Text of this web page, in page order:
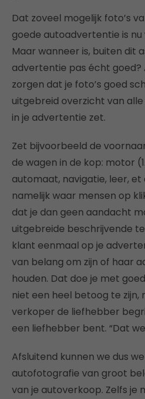
Dat zoveel mogelijk foto’s
goede autoadvertentie is nu
Maar wanneer is, buiten dit
advertentie pas écht
zorgen dat je foto’s goed
uitgebreid overzicht van
in je advertentie zet.
Zet bijvoorbeeld de
de wagen in de kop: motor
automaat, navigatie, leer, et
namelijk waar mensen op
dat je dan geen aandacht
uitgebreide beschrijvende
klant eenmaal op je
van belang om zijn of haar
houden. Dat doe je met
niet een heel betoog te zijn,
verkoper de liefhebber
een liefhebber bent. “Dat
Afsluitend kunnen we dus
autofotografie van groot
van je autoverkoop. Zelfs je